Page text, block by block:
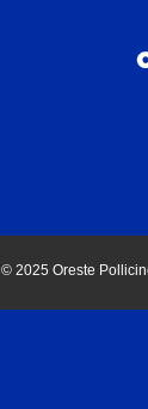
© 2025 Oreste